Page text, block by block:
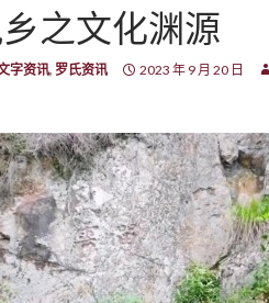
之文化渊源
字资讯, 罗氏资讯
2023 年 9 月 20 日